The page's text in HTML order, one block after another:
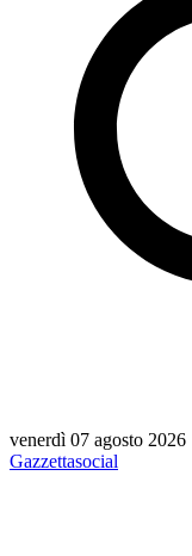
venerdì 07 agosto 2026
Gazzettasocial